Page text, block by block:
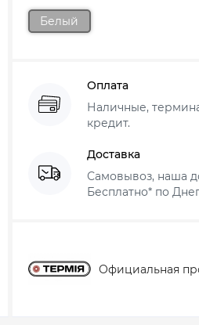
Белый
Оплата
Наличные,
кредит.
Доставка
Самовывоз, наша
Бесплатно* по
Официальная